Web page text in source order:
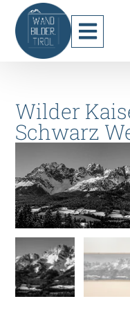
Wilder
Schwarz